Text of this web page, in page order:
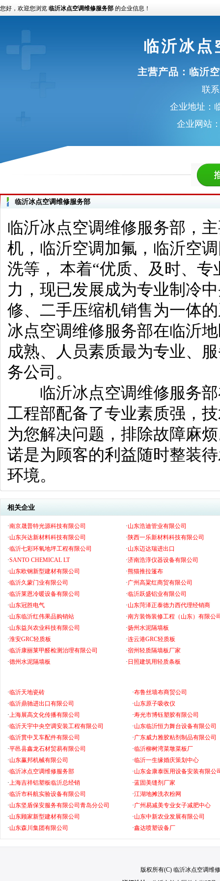
您好，欢迎您浏览 临沂冰点空调维修服务部 的企业信息！
临沂冰点
主营产品： 临沂
联
企业地址：
企业网站
临沂冰点空调维修服务部
临沂冰点空调维修服务部，
机，临沂空调加氟，临沂空
洗等， 本着“优质、及时、
力，现已发展成为专业制冷
修、二手压缩机销售为一体
冰点空调维修服务部在临沂
成熟、人员素质最为专业、
务公司。
临沂冰点空调维修服务部
工程部配备了专业素质强，
为您解决问题，排除故障麻
诺是为顾客的利益随时整装
环境。
相关企业
·南京晟普特光源科技有限公司 ·山东浩迪管业有限公司
·山东兴达新材料科技有限公司 ·陕西一乐新材料科技有限公司
·临沂七彩环氧地坪工程有限公司 ·山东迈达瑞进出口
·SANTO CHEMICAL LT ·济南浩淳仪器设备有限公司
·山东欧钢新型建材有限公司 ·熊猫推拉篷布
·临沂久蒙门业有限公司 ·广州高粱红商贸有限公司
·临沂莱恩冷暖设备有限公司 ·临沂跃盛铝业有限公司
·山东冠胜电气 ·山东菏泽正泰德力西代理经销商
·山东临沂红伟果品购销站 ·南方装饰装修工程（山东）有限公
·山东益兴农业科技有限公司 ·扬州水泥隔墙板
·淮安GRC轻质板 ·连云港GRC轻质板
·临沂康丽莱甲醛检测治理有限公司 ·宿州轻质隔墙板厂家
·德州水泥隔墙板 · 日照建筑用轻质条板
·临沂天地瓷砖 ·布鲁丝墙布商贸公司
·临沂鼎驰进出口有限公司 ·山东原子吸收仪
·上海展高文化传播有限公司 ·寿光市博钰塑胶有限公司
·临沂天宇中央空调安装工程有限公司 ·山东临沂恒力舞台设备有限公司
·临沂贯中叉车配件有限公司 ·广东威力雅胶粘剂制品有限公司
·平邑县鑫龙石材贸易有限公司 ·临沂柳树湾菜墩菜板厂
·山东赢邦机械有限公司 ·临沂一生缘婚庆策划中心
·临沂冰点空调维修服务部 ·山东金康泰医用设备安装有限公
·上海吉祥铝塑板临沂总经销 ·蓝固美缝剂厂家
·临沂市科航实验设备有限公司 ·江湖地摊洗衣粉网
·山东坚盾保安服务有限公司青岛分公司 ·广州易减美专业女子减肥中心
·山东顾家新型建材有限公司 ·山东中新农业发展有限公司
·山东森川集团有限公司 ·鑫达喷塑设备厂
版权所有(C) 临沂冰点空调维